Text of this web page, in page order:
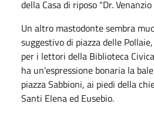
della Casa di riposo "Dr.
Un altro mastodonte sembra
suggestivo di piazza delle
per i lettori della Biblioteca
ha un'espressione bonaria la
piazza Sabbioni, ai piedi della
Santi Elena ed Eusebio.